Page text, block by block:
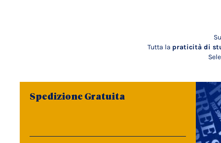
Tutta la praticità di
Spedizione Gratuita